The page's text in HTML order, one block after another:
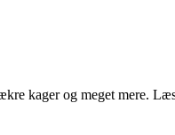
kager og meget mere.